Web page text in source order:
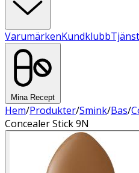
VarumärkenKundklubb
Mina Recept
Hem/Produkter/Smink/Bas/
Concealer Stick 9N